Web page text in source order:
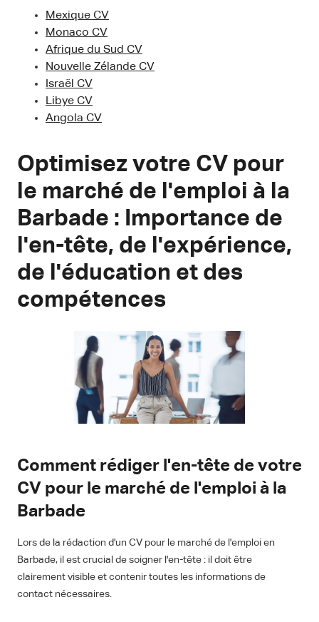
Mexique CV
Monaco CV
Afrique du Sud CV
Nouvelle Zélande CV
Israël CV
Libye CV
Angola CV
Optimisez votre CV pour
le marché de l'emploi à la
Barbade : Importance de
l'en-tête, de l'expérience,
de l'éducation et des
compétences
Comment rédiger l'en-tête de votre
CV pour le marché de l'emploi à la
Barbade
Lors de la rédaction d'un CV pour le marché de l'emploi en
Barbade, il est crucial de soigner l'en-tête : il doit être
clairement visible et contenir toutes les informations de
contact nécessaires.